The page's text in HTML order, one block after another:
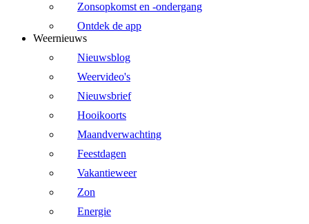
Zonsopkomst en -ondergang
Ontdek de app
Weernieuws
Nieuwsblog
Weervideo's
Nieuwsbrief
Hooikoorts
Maandverwachting
Feestdagen
Vakantieweer
Zon
Energie